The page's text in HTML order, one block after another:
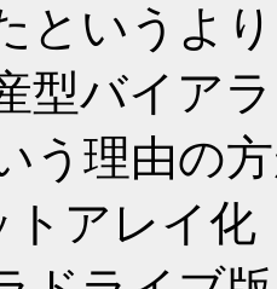
というよ
型バイア
う理由の
トアレイ化